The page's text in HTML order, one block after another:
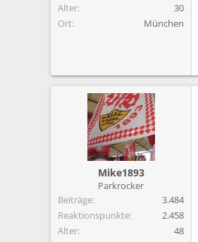
Alter
30
Ort
München
Mike1893
Parkrocker
Beiträge
3.484
Reaktionspunkte
2.458
Alter
48